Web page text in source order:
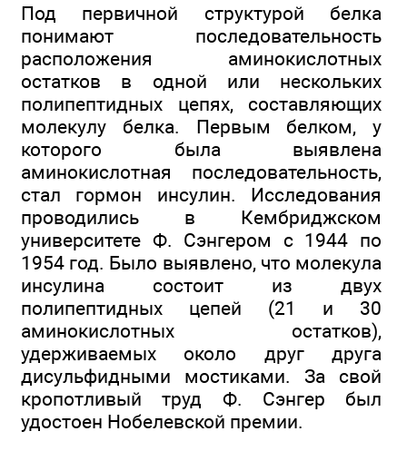
Под первичной структурой белка
понимают последовательность
расположения аминокислотных
остатков в одной или нескольких
полипептидных цепях, составляющих
молекулу белка. Первым белком, у
которого была выявлена
аминокислотная последовательность,
стал гормон инсулин. Исследования
проводились в Кембриджском
университете Ф. Сэнгером с 1944 по
1954 год. Было выявлено, что молекула
инсулина состоит из двух
полипептидных цепей (21 и 30
аминокислотных остатков),
удерживаемых около друг друга
дисульфидными мостиками. За свой
кропотливый труд Ф. Сэнгер был
удостоен Нобелевской премии.